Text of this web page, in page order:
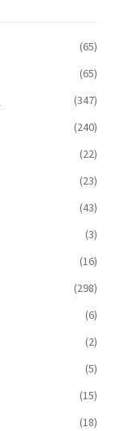
(65)
(65)
(347)
(240)
(22)
(23)
(43)
(3)
(16)
(298)
(6)
(2)
(5)
(15)
(18)